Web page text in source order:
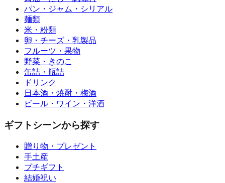
パン・ジャム・シリアル
麺類
米・粉類
卵・チーズ・乳製品
フルーツ・果物
野菜・きのこ
缶詰・瓶詰
ドリンク
日本酒・焼酎・梅酒
ビール・ワイン・洋酒
ギフトシーンから探す
贈り物・プレゼント
手土産
プチギフト
結婚祝い